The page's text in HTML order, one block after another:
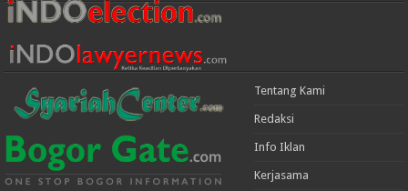
Tentang Kami
Redaksi
Info Iklan
Kerjasama